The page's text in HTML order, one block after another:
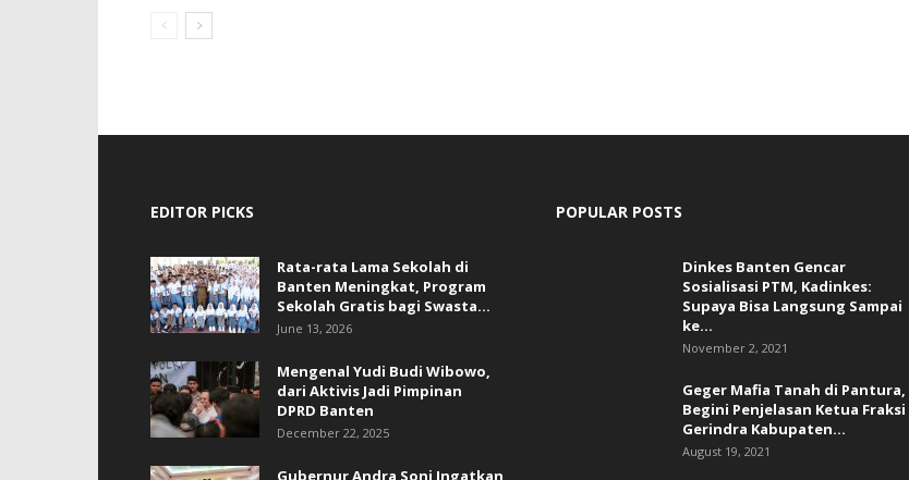
EDITOR PICKS
Rata-rata Lama Sekolah di
Banten Meningkat, ‎Program
Sekolah Gratis bagi Swasta...
June 13, 2026
Mengenal Yudi Budi Wibowo,
dari Aktivis Jadi Pimpinan
DPRD Banten
December 22, 2025
Gubernur Andra Soni Ingatkan
POPULAR POSTS
Dinkes Banten Gencar
Sosialisasi PTM, Kadinkes:
Supaya Bisa Langsung Sampai
ke...
November 2, 2021
Geger Mafia Tanah di Pantura,
Begini Penjelasan Ketua Fraksi
Gerindra Kabupaten...
August 19, 2021